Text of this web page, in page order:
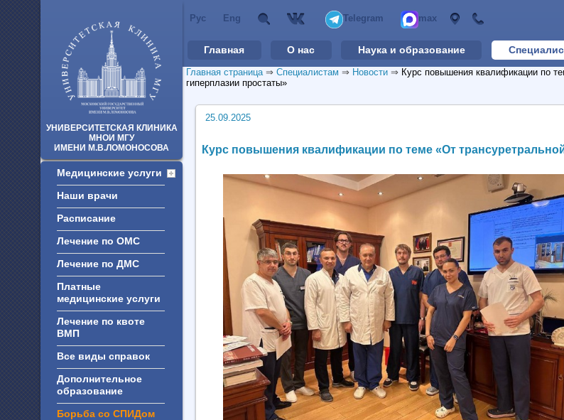
УНИВЕРСИТЕТСКАЯ КЛИНИКА
МНОИ МГУ
ИМЕНИ М.В.ЛОМОНОСОВА
Медицинские услуги
Наши врачи
Расписание
Лечение по ОМС
Лечение по ДМС
Платные
медицинские услуги
Лечение по квоте
ВМП
Все виды справок
Дополнительное
образование
Борьба со СПИДом
Рус Eng Telegram max
Главная О нас Наука и образование
Главная страница⇒ Специалистам ⇒ Новости ⇒ Курс повышения квалификации по
гиперплазии простаты»
25.09.2025
Курс повышения квалификации по теме «От